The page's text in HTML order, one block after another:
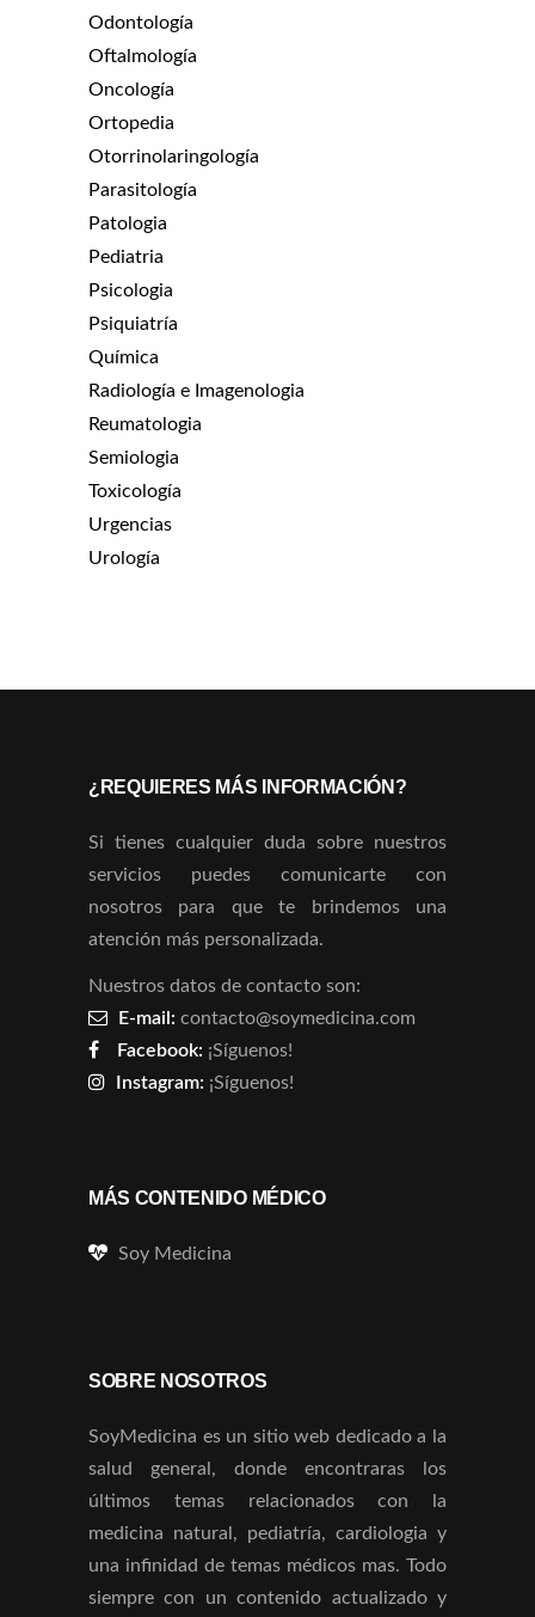
Odontología
Oftalmología
Oncología
Ortopedia
Otorrinolaringología
Parasitología
Patologia
Pediatria
Psicologia
Psiquiatría
Química
Radiología e Imagenologia
Reumatologia
Semiologia
Toxicología
Urgencias
Urología
¿REQUIERES MÁS INFORMACIÓN?
Si tienes cualquier duda sobre nuestros
servicios puedes comunicarte con
nosotros para que te brindemos una
atención más personalizada.
Nuestros datos de contacto son:
E-mail: contacto@soymedicina.com
Facebook: ¡Síguenos!
Instagram: ¡Síguenos!
MÁS CONTENIDO MÉDICO
Soy Medicina
SOBRE NOSOTROS
SoyMedicina es un sitio web dedicado a la
salud general, donde encontraras los
últimos temas relacionados con la
medicina natural, pediatría, cardiologia y
una infinidad de temas médicos mas. Todo
siempre con un contenido actualizado y